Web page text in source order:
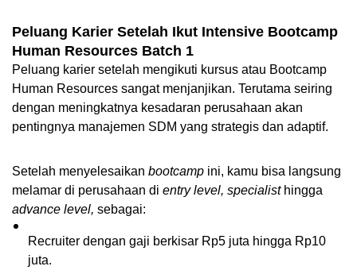
Peluang Karier Setelah Ikut Intensive Bootcamp
Human Resources Batch 1
Peluang karier setelah mengikuti kursus atau Bootcamp
Human Resources sangat menjanjikan. Terutama seiring
dengan meningkatnya kesadaran perusahaan akan
pentingnya manajemen SDM yang strategis dan adaptif.
Setelah menyelesaikan bootcamp ini, kamu bisa langsung
melamar di perusahaan di entry level, specialist
advance level, sebagai:
Recruiter dengan gaji berkisar Rp5 juta hingga Rp10
juta.